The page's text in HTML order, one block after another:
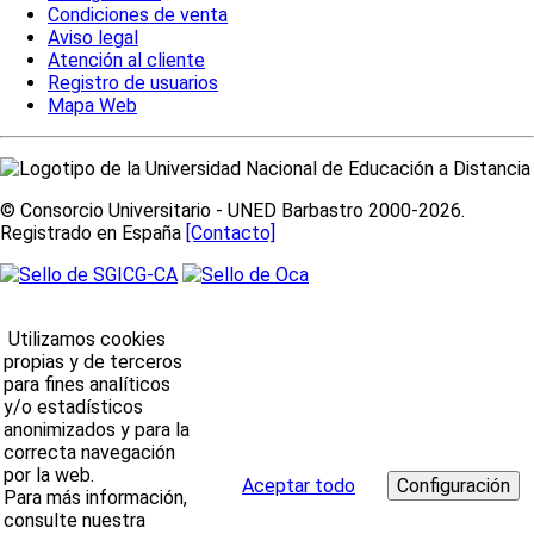
Condiciones de venta
Aviso legal
Atención al cliente
Registro de usuarios
Mapa Web
© Consorcio Universitario - UNED Barbastro 2000-2026.
Registrado en España [Contacto]
Utilizamos cookies
propias y de terceros
para fines analíticos
y/o estadísticos
anonimizados y para la
correcta navegación
por la web.
Para más información,
consulte nuestra
Aceptar todo